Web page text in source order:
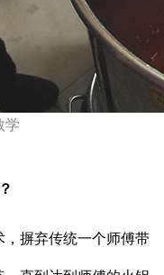
学
，摒弃传统一个师傅带